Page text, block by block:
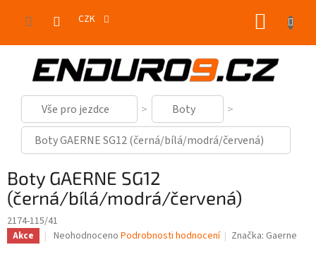
CZK
Vše pro jezdce
Boty
Boty GAERNE SG12 (černá/bílá/modrá/červená)
Boty GAERNE SG12
(černá/bílá/modrá/červená)
2174-115/41
Akce
Průměrné
Neohodnoceno Podrobnosti hodnocení Značka: Gaerne